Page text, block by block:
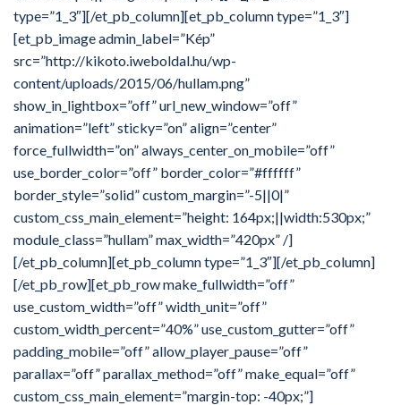
type=”1_3″][/et_pb_column][et_pb_column type=”1_3″]
[et_pb_image admin_label=”Kép”
src=”http://kikoto.iweboldal.hu/wp-
content/uploads/2015/06/hullam.png”
show_in_lightbox=”off” url_new_window=”off”
animation=”left” sticky=”on” align=”center”
force_fullwidth=”on” always_center_on_mobile=”off”
use_border_color=”off” border_color=”#ffffff”
border_style=”solid” custom_margin=”-5||0|”
custom_css_main_element=”height: 164px;||width:530px;”
module_class=”hullam” max_width=”420px” /]
[/et_pb_column][et_pb_column type=”1_3″][/et_pb_column]
[/et_pb_row][et_pb_row make_fullwidth=”off”
use_custom_width=”off” width_unit=”off”
custom_width_percent=”40%” use_custom_gutter=”off”
padding_mobile=”off” allow_player_pause=”off”
parallax=”off” parallax_method=”off” make_equal=”off”
custom_css_main_element=”margin-top: -40px;”]